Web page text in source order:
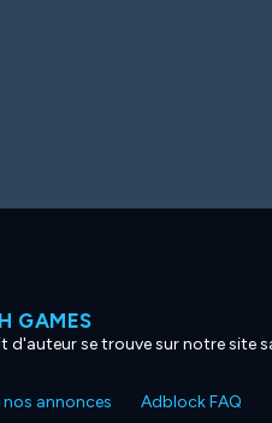
GAMES
se trouve sur notre site
annonces Adblock FAQ